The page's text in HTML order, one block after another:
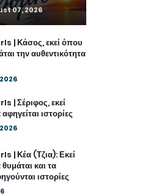
07, 2026
| Κάσος, εκεί όπου
την αυθεντικότητα
| Σέριφος, εκεί
ιστορίες
| Κέα (Τζια): Εκεί
και τα
ιστορίες